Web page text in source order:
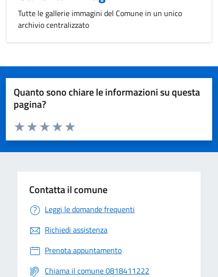
Tutte le gallerie immagini del Comune in un unico
archivio centralizzato
Quanto sono chiare le informazioni su questa
pagina?
Valuta da 1 a 5 stelle la pagina
Valuta 5 stelle su 5
Valuta 4 stelle su 5
Valuta 3 stelle su 5
Valuta 2 stelle su 5
Valuta 1 stelle su 5
Contatta il comune
Leggi le domande frequenti
Richiedi assistenza
Prenota appuntamento
Chiama il comune 0818411222